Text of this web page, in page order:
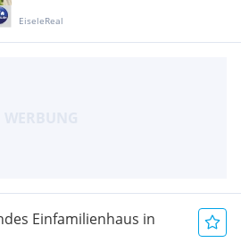
EiseleReal
Einfamilienhaus in